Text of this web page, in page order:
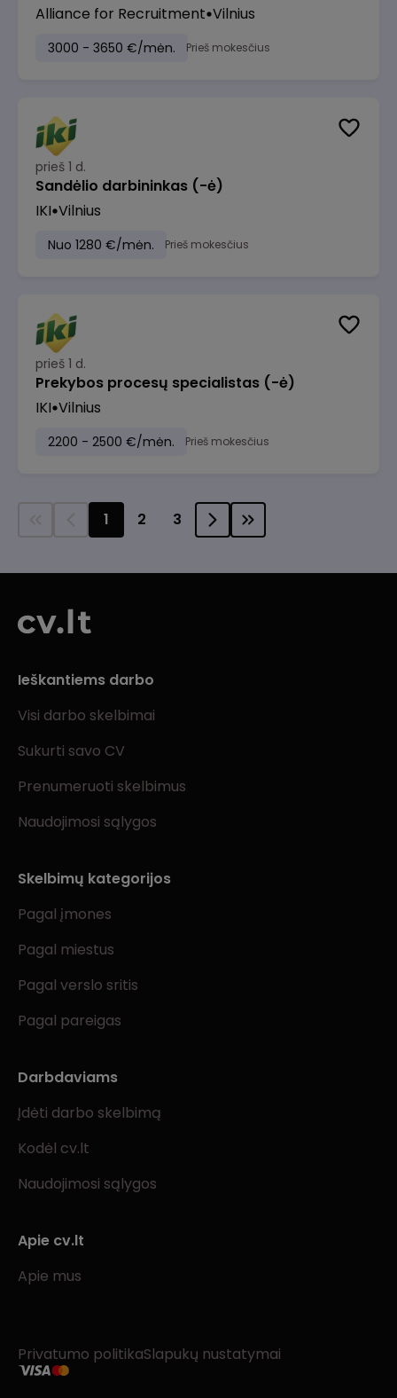
Alliance for Recruitment Vilnius
3000 - 3650 €/mėn. Prieš mokesčius
prieš 1 d.
Sandėlio darbininkas (-ė)
IKI Vilnius
Nuo 1280 €/mėn. Prieš mokesčius
prieš 1 d.
Prekybos procesų specialistas (-ė)
IKI Vilnius
2200 - 2500 €/mėn. Prieš mokesčius
1 2 3
Ieškantiems darbo
Visi darbo skelbimai
Sukurti savo CV
Prenumeruoti skelbimus
Naudojimosi sąlygos
Skelbimų kategorijos
Pagal įmones
Pagal miestus
Pagal verslo sritis
Pagal pareigas
Darbdaviams
Įdėti darbo skelbimą
Kodėl cv.lt
Naudojimosi sąlygos
Apie cv.lt
Apie mus
Privatumo politikaSlapukų nustatymai